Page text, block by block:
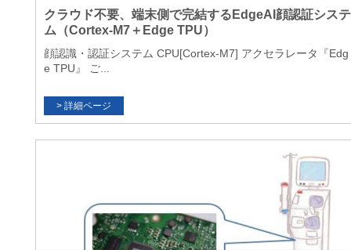
クラウド不要、端末側で完結するEdgeAI顔認証システ
ム（Cortex-M7＋Edge TPU）
顔認識・認証システム CPU[Cortex-M7] アクセラレータ『Edg
e TPU』 ご...